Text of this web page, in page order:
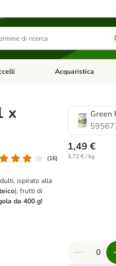
Menu Categoria: Piccoli animali
Apri Menu Categoria:
Acquaristica
x
(16)
ispirato alla
), frutti di
da 400 g!
Green
1,49 €
3,72 € / kg